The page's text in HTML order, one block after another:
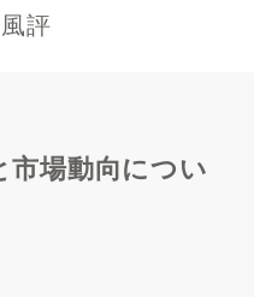
評
市場動向につい